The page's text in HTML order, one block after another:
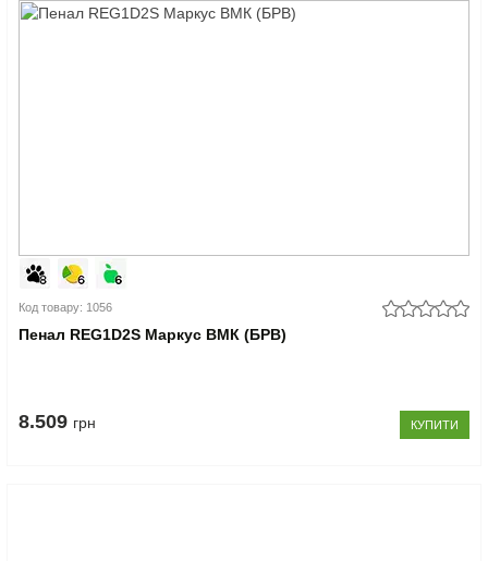
Код товару: 1056
Пенал REG1D2S Маркус ВМК (БРВ)
8.509 грн КУПИТИ